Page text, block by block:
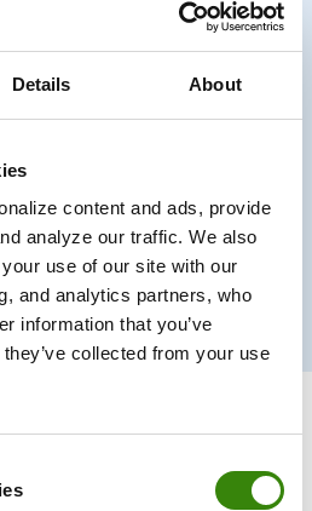
Details About
content and ads, provide
analyze our traffic. We also
use of our site with our
and analytics partners, who
information that you’ve
collected from your use
registradas
30%
en la productividad
de tiempo que